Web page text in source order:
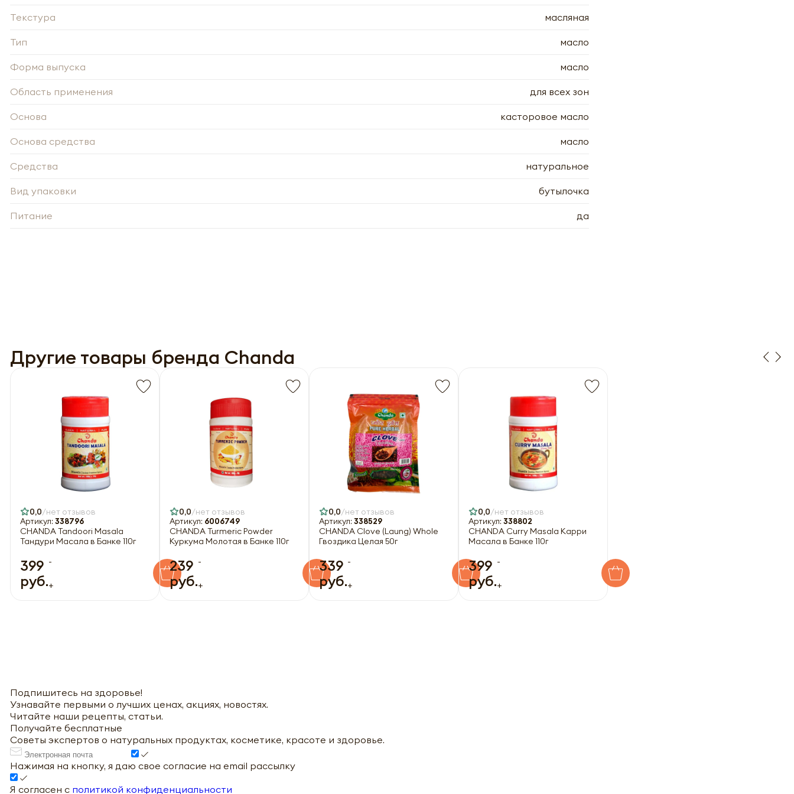
Текстура масляная
Тип масло
Форма выпуска масло
Область применения для всех зон
Основа касторовое масло
Основа средства масло
Средства натуральное
Вид упаковки бутылочка
Питание да
Другие товары бренда Chanda
0,0 нет отзывов
Артикул: 338796
CHANDA Tandoori Masala
Тандури Масала в Банке 110г
399
руб.
-
+
0,0 нет отзывов
Артикул: 6006749
CHANDA Turmeric Powder
Куркума Молотая в Банке 110г
239
руб.
-
+
0,0 нет отзывов
Артикул: 338529
CHANDA Clove (Laung) Whole
Гвоздика Целая 50г
339
руб.
-
+
0,0 нет отзывов
Артикул: 338802
CHANDA Curry Masala Карри
Масала в Банке 110г
399
руб.
-
+
Подпишитесь на здоровье!
Узнавайте первыми о лучших ценах, акциях, новостях.
Читайте наши рецепты, статьи.
Получайте бесплатные
Советы экспертов о натуральных продуктах, косметике, красоте и здоровье.
Нажимая на кнопку, я даю свое согласие на email рассылку
Я согласен с политикой конфиденциальности